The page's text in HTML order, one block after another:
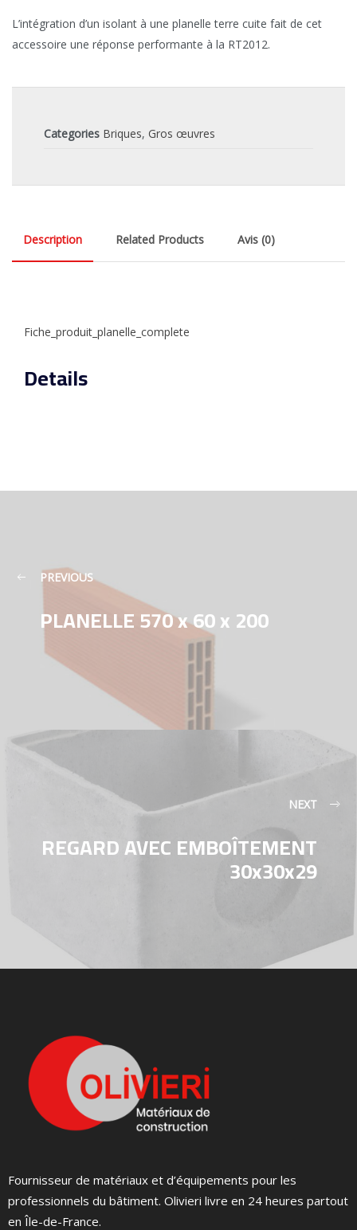
L’intégration d’un isolant à une planelle terre cuite fait de cet
accessoire une réponse performante à la RT2012.
Categories Briques, Gros œuvres
Description Related Products Avis (0)
Fiche_produit_planelle_complete
Details
PREVIOUS
PLANELLE 570 x 60 x 200
NEXT
REGARD AVEC EMBOÎTEMENT
30x30x29
Fournisseur de matériaux et d’équipements pour les
professionnels du bâtiment. Olivieri livre en 24 heures partout
en Île-de-France.